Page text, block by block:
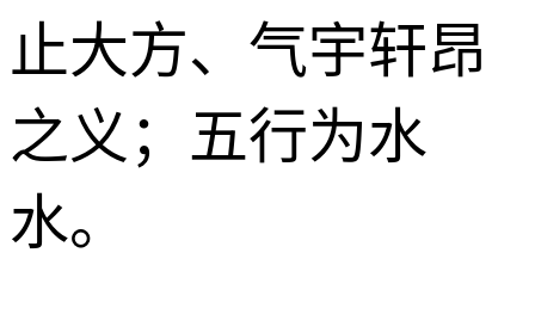
止大方、气宇轩昂
之义；五行为水
水。